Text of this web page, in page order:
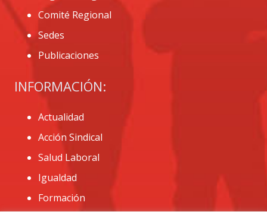
Comité Regional
Sedes
Publicaciones
INFORMACIÓN:
Actualidad
Acción Sindical
Salud Laboral
Igualdad
Formación